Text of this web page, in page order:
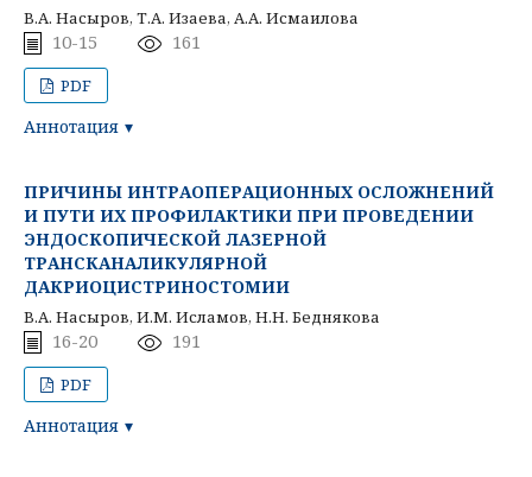
В.А. Насыров, Т.А. Изаева, А.А. Исмаилова
10-15 161
PDF
Аннотация
ПРИЧИНЫ ИНТРАОПЕРАЦИОННЫХ ОСЛОЖНЕНИЙ
И ПУТИ ИХ ПРОФИЛАКТИКИ ПРИ ПРОВЕДЕНИИ
ЭНДОСКОПИЧЕСКОЙ ЛАЗЕРНОЙ
ТРАНСКАНАЛИКУЛЯРНОЙ
ДАКРИОЦИСТРИНОСТОМИИ
В.А. Насыров, И.М. Исламов, Н.Н. Беднякова
16-20 191
PDF
Аннотация